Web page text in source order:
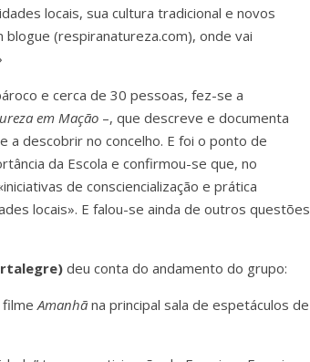
locais, sua cultura tradicional e novos
(respiranatureza.com), onde vai
e cerca de 30 pessoas, fez-se a
em Mação –, que descreve e documenta
descobrir no concelho. E foi o ponto de
da Escola e confirmou-se que, no
de consciencialização e prática
locais». E falou-se ainda de outros questões
deu conta do andamento do grupo:
filmeAmanhã na principal sala de espetáculos de